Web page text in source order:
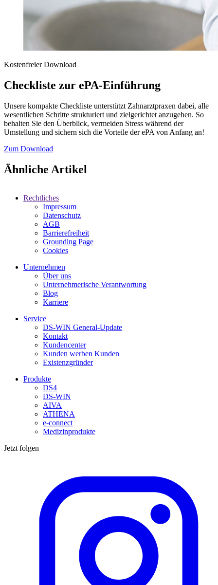
Kostenfreier Download
Checkliste zur ePA-Einführung
Unsere kompakte Checkliste unterstützt Zahnarztpraxen dabei, alle
wesentlichen Schritte strukturiert und zielgerichtet anzugehen. So
behalten Sie den Überblick, vermeiden Stress während der
Umstellung und sichern sich die Vorteile der ePA von Anfang an!
Zum Download
Ähnliche Artikel
Rechtliches
Impressum
Datenschutz
AGB
Barrierefreiheit
Grounding Page
Cookies
Unternehmen
Über uns
Unternehmerische Verantwortung
Blog
Karriere
Service
DS-WIN General-Update
Kontakt
Kundencenter
Kunden werben Kunden
Existenzgründer
Produkte
DS4
DS-WIN
AIVA
ATHENA
e-connect
Medizinprodukte
Jetzt folgen